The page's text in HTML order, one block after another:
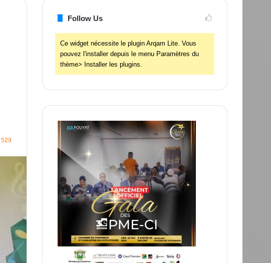
529
Follow Us
Ce widget nécessite le plugin Arqam Lite. Vous
pouvez l'installer depuis le menu Paramètres du
thème> Installer les plugins.